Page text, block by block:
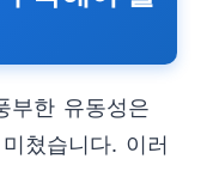
부한 유동성은
쳤습니다. 이러